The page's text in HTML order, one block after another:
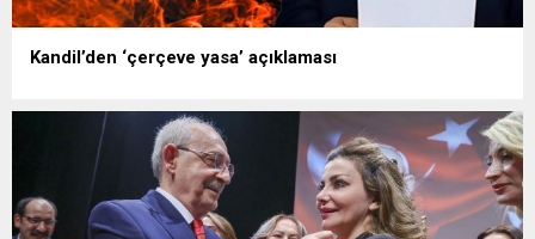
Kandil’den ‘çerçeve yasa’ açıklaması